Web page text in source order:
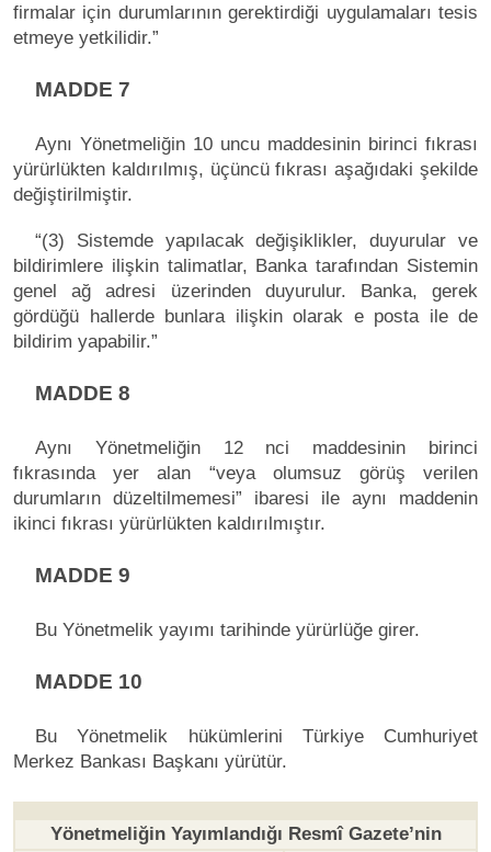
firmalar için durumlarının gerektirdiği uygulamaları tesis
etmeye yetkilidir.”
MADDE 7
Aynı Yönetmeliğin 10 uncu maddesinin birinci fıkrası
yürürlükten kaldırılmış, üçüncü fıkrası aşağıdaki şekilde
değiştirilmiştir.
“(3) Sistemde yapılacak değişiklikler, duyurular ve
bildirimlere ilişkin talimatlar, Banka tarafından Sistemin
genel ağ adresi üzerinden duyurulur. Banka, gerek
gördüğü hallerde bunlara ilişkin olarak e posta ile de
bildirim yapabilir.”
MADDE 8
Aynı Yönetmeliğin 12 nci maddesinin birinci
fıkrasında yer alan “veya olumsuz görüş verilen
durumların düzeltilmemesi” ibaresi ile aynı maddenin
ikinci fıkrası yürürlükten kaldırılmıştır.
MADDE 9
Bu Yönetmelik yayımı tarihinde yürürlüğe girer.
MADDE 10
Bu Yönetmelik hükümlerini Türkiye Cumhuriyet
Merkez Bankası Başkanı yürütür.
Yönetmeliğin Yayımlandığı Resmî Gazete’nin